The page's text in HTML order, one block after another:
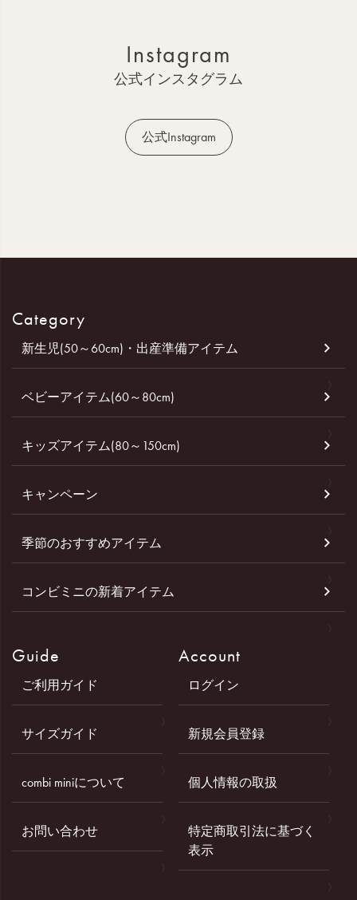
Instagram
公式インスタグラム
公式Instagram
Category
新生児(50～60cm)・出産準備アイテム
ベビーアイテム(60～80cm)
キッズアイテム(80～150cm)
キャンペーン
季節のおすすめアイテム
コンビミニの新着アイテム
Guide
ご利用ガイド
サイズガイド
combi miniについて
お問い合わせ
Account
ログイン
新規会員登録
個人情報の取扱
特定商取引法に基づく
表示